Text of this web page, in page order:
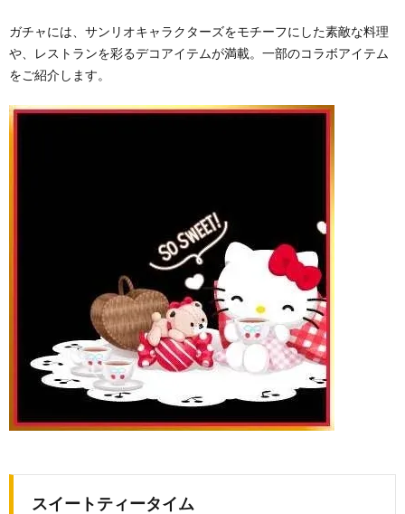
ガチャには、サンリオキャラクターズをモチーフにした素敵な料理
や、レストランを彩るデコアイテムが満載。一部のコラボアイテム
をご紹介します。
スイートティータイム